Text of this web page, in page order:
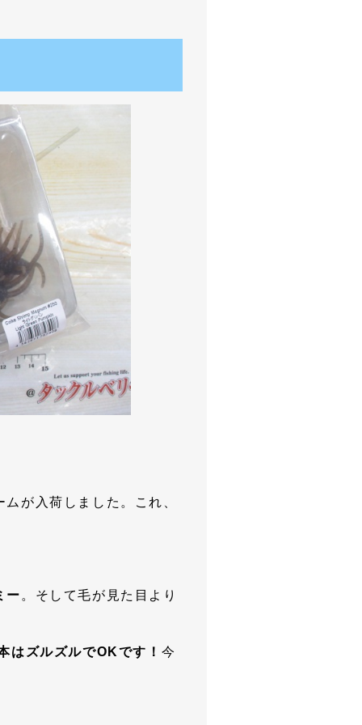
が入荷しました。これ、
ー 。そして毛が見た目より
はズルズルでOKです！ 今